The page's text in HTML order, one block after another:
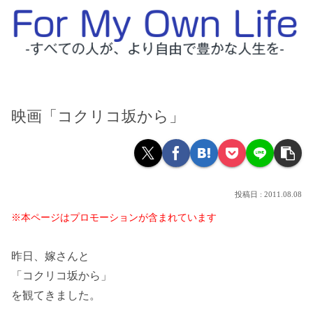
映画「コクリコ坂から」
2011.08.08
※本ページはプロモーションが含まれています
昨日、嫁さんと
「コクリコ坂から」
を観てきました。